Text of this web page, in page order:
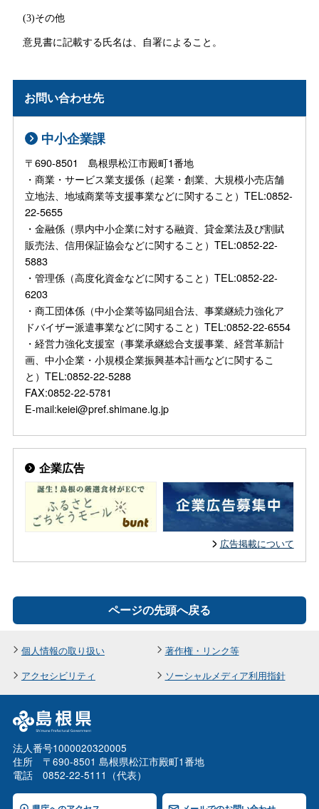
(3)その他
意見書に記載する氏名は、自署によること。
お問い合わせ先
中小企業課
〒690-8501 島根県松江市殿町1番地
・商業・サービス業支援係（起業・創業、大規模小売店舗
立地法、地域商業等支援事業などに関すること）TEL:0852-
22-5655
・金融係（県内中小企業に対する融資、貸金業法及び割賦
販売法、信用保証協会などに関すること）TEL:0852-22-
5883
・管理係（高度化資金などに関すること）TEL:0852-22-
6203
・商工団体係（中小企業等協同組合法、事業継続力強化ア
ドバイザー派遣事業などに関すること）TEL:0852-22-6554
・経営力強化支援室（事業承継総合支援事業、経営革新計
画、中小企業・小規模企業振興基本計画などに関するこ
と）TEL:0852-22-5288
FAX:0852-22-5781
E-mail:keiei@pref.shimane.lg.jp
企業広告
広告掲載について
ページの先頭へ戻る
個人情報の取り扱い
著作権・リンク等
アクセシビリティ
ソーシャルメディア利用指針
法人番号1000020320005
住所 〒690-8501 島根県松江市殿町1番地
電話 0852-22-5111（代表）